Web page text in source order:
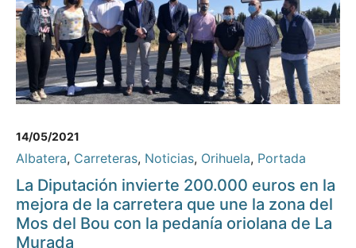
14/05/2021
Albatera, Carreteras, Noticias, Orihuela, Portada
La Diputación invierte 200.000 euros en la
mejora de la carretera que une la zona del
Mos del Bou con la pedanía oriolana de La
Murada